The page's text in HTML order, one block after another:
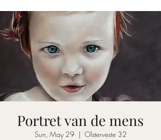
Portret van de mens
Sun, May 29
  |
Olsterveste 32